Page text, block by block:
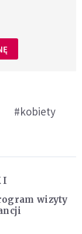
#kobiety
wizyty